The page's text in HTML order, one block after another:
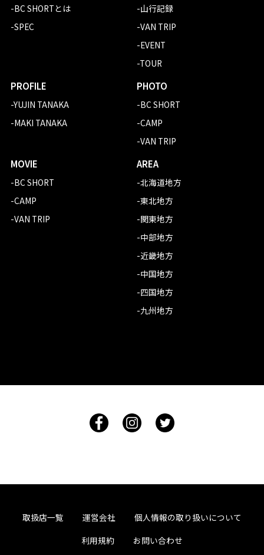
-BC SHORTとは
-SPEC
-山行記録
-VAN TRIP
-EVENT
-TOUR
PROFILE
-YUJIN TANAKA
-MAKI TANAKA
PHOTO
-BC SHORT
-CAMP
-VAN TRIP
MOVIE
-BC SHORT
-CAMP
-VAN TRIP
AREA
-北海道地方
-東北地方
-関東地方
-中部地方
-近畿地方
-中国地方
-四国地方
-九州地方
取扱店一覧 運営会社
個人情報の取り扱いについて
利用規約
お問い合わせ